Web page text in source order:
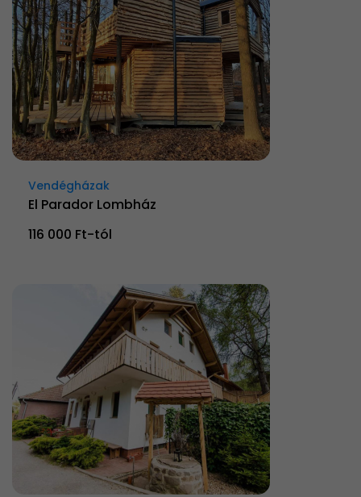
Vendégházak
El Parador Lombház
116 000 Ft-tól